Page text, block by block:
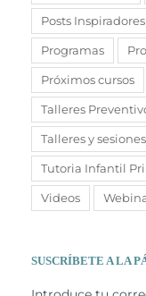
Posts Inspiradores
Programas
Próximos cursos
Talleres
Talleres y
Tutoria Infantil
Videos
SUSCRÍBETE A LA